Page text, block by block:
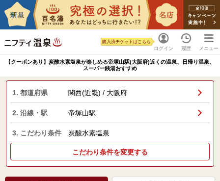
ログイン
購入済チケットはこちら
履歴 メニュー
【クーポンあり】炭酸水素塩泉が楽しめる帝塚山駅(大阪府)近くの温泉、日帰り温泉、
スーパー銭湯おすすめ
1. 都道府県 関西(近畿) / 大阪府
2. 沿線・駅 帝塚山駅
3. こだわり条件 炭酸水素塩泉
こだわり条件を変更する